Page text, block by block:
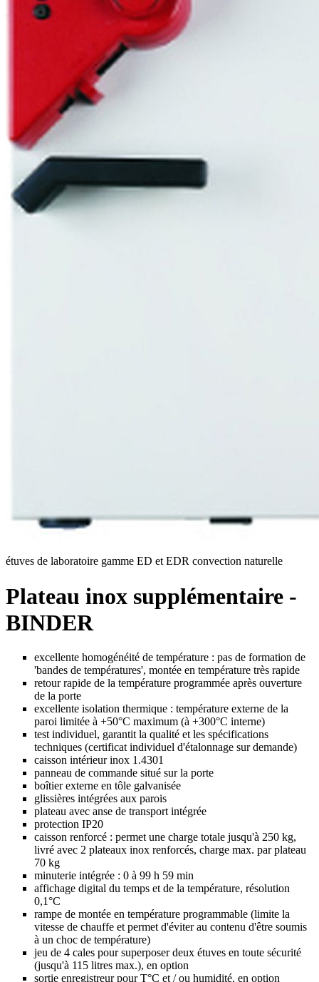
étuves de laboratoire gamme ED et EDR convection naturelle
Plateau inox supplémentaire -
BINDER
excellente homogénéité de température : pas de formation de
'bandes de températures', montée en température très rapide
retour rapide de la température programmée après ouverture
de la porte
excellente isolation thermique : température externe de la
paroi limitée à +50°C maximum (à +300°C interne)
test individuel, garantit la qualité et les spécifications
techniques (certificat individuel d'étalonnage sur demande)
caisson intérieur inox 1.4301
panneau de commande situé sur la porte
boîtier externe en tôle galvanisée
glissières intégrées aux parois
plateau avec anse de transport intégrée
protection IP20
caisson renforcé : permet une charge totale jusqu'à 250 kg,
livré avec 2 plateaux inox renforcés, charge max. par plateau
70 kg
minuterie intégrée : 0 à 99 h 59 min
affichage digital du temps et de la température, résolution
0,1°C
rampe de montée en température programmable (limite la
vitesse de chauffe et permet d'éviter au contenu d'être soumis
à un choc de température)
jeu de 4 cales pour superposer deux étuves en toute sécurité
(jusqu'à 115 litres max.), en option
sortie enregistreur pour T°C et / ou humidité, en option